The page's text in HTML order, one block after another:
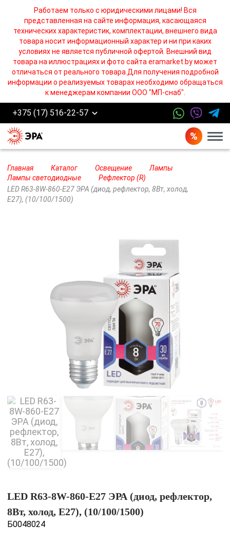
Работаем только с юридическими лицами! Вся
представленная на сайте информация, касающаяся
технических характеристик, комплектации, внешнего вида
товара носит информационный характер и ни при каких
условиях не является публичной офертой. Внешний вид
товара на иллюстрациях и фото сайта eramarket.by может
отличаться от реального товара.Для получения подробной
информации о реализуемых товарах необходимо обращаться
к менеджерам компании ООО "МП-снаб".
+375 (17) 516-22-57
Главная Каталог Освещение
Лампы
Лампы cветодиодные
Рефлектор (R)
LED R63-8W-860-E27 ЭРА (диод, рефлектор, 8Вт, холод,
E27), (10/100/1500)
LED R63-8W-860-E27 ЭРА (диод, рефлектор,
8Вт, холод, E27), (10/100/1500)
Б0048024